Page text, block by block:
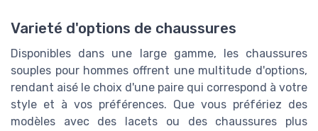
Varieté d'options de chaussures
Disponibles dans une large gamme, les chaussures
souples pour hommes offrent une multitude d'options,
rendant aisé le choix d'une paire qui correspond à votre
style et à vos préférences. Que vous préfériez des
modèles avec des lacets ou des chaussures plus